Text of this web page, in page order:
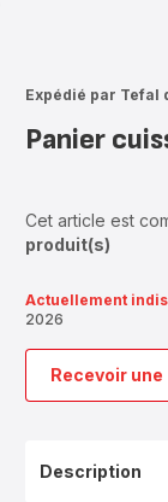
Expédié par Tefal
Panier
Cet article est
produit(s)
Actuellement
2026
Recevoir
Description